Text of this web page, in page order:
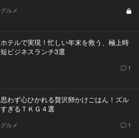
グルメ
ホテルで実現！忙しい年末を救う、極上時
短ビジネスランチ3選
1
思わず心ひかれる贅沢卵かけごはん！ズル
すぎるＴＫＧ４選
グルメ 1